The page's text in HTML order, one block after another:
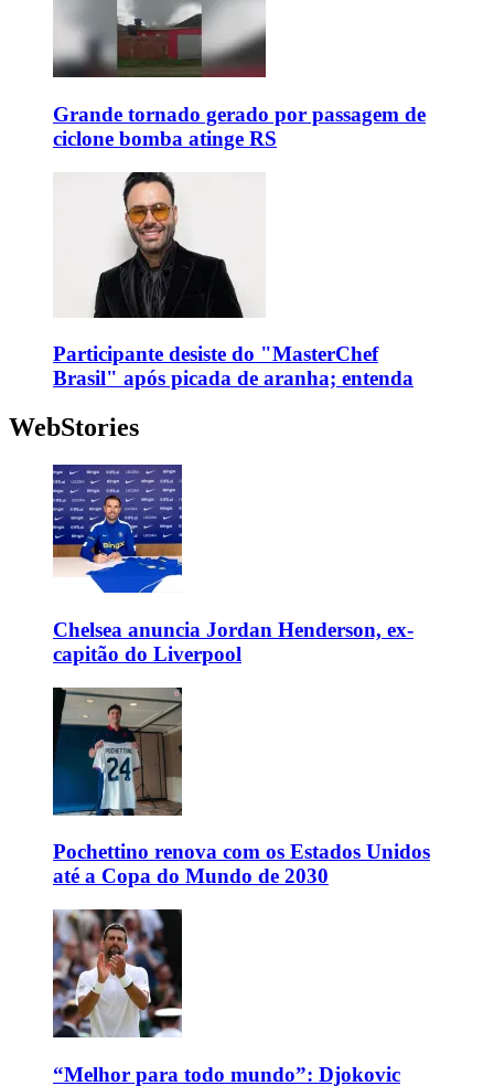
Grande tornado gerado por passagem de
ciclone bomba atinge RS
Participante desiste do "MasterChef
Brasil" após picada de aranha; entenda
WebStories
Chelsea anuncia Jordan Henderson, ex-
capitão do Liverpool
Pochettino renova com os Estados Unidos
até a Copa do Mundo de 2030
“Melhor para todo mundo”: Djokovic